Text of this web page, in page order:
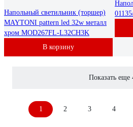
Напольный светильник (торшер)
MAYTONI pattern led 32w металл
хром MOD267FL-L32CH3K
В корзину
Показать еще
1 2 3 4